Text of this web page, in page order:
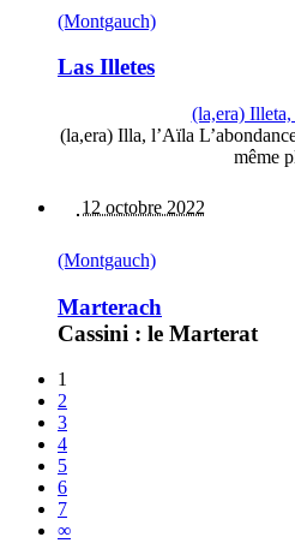
(Montgauch)
Las Illetes
(la,era) Illeta,
(la,era) Illa, l’Aïla
même
12 octobre 2022
(Montgauch)
Marterach
Cassini : le Marterat
1
2
3
4
5
6
7
∞